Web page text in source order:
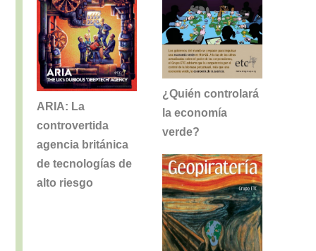
ARIA: La
controvertida
agencia británica
de tecnologías de
alto riesgo
¿Quién controlará
la economía
verde?